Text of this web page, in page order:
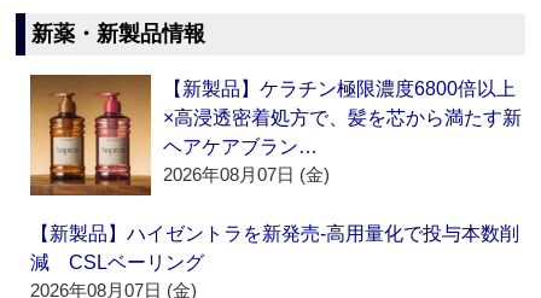
新薬・新製品情報
【新製品】ケラチン極限濃度6800倍以上
×高浸透密着処方で、髪を芯から満たす新
ヘアケアブラン…
2026年08月07日 (金)
【新製品】ハイゼントラを新発売‐高用量化で投与本数削
減 CSLベーリング
2026年08月07日 (金)